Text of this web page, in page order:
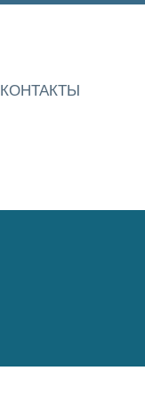
КОНТАКТЫ